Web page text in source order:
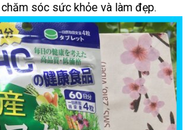
sóc sức khỏe và làm đẹp.